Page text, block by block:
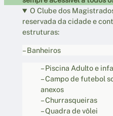
O Clube dos
reservada da cidade e
estruturas:
– Banheiros
– Piscina Adulto e
– Campo de futebol
anexos
– Churrasqueiras
– Quadra de vôlei